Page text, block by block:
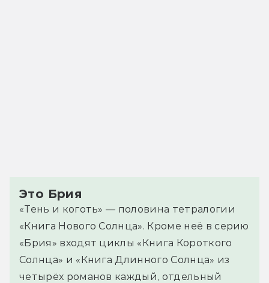
Это Брия
«Тень и коготь» — половина тетралогии
«Книга Нового Солнца». Кроме неё в серию
«Брия» входят циклы «Книга Короткого
Солнца» и «Книга Длинного Солнца» из
четырёх романов каждый, отдельный